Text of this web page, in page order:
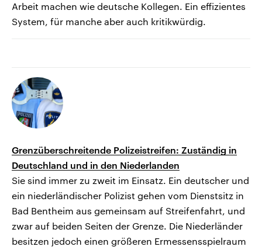
Arbeit machen wie deutsche Kollegen. Ein effizientes
System, für manche aber auch kritikwürdig.
Grenzüberschreitende Polizeistreifen: Zuständig in
Deutschland und in den Niederlanden
Sie sind immer zu zweit im Einsatz. Ein deutscher und
ein niederländischer Polizist gehen vom Dienstsitz in
Bad Bentheim aus gemeinsam auf Streifenfahrt, und
zwar auf beiden Seiten der Grenze. Die Niederländer
besitzen jedoch einen größeren Ermessensspielraum